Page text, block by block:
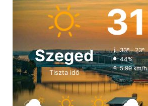
Szeged
Tiszta idő
33º - 23º
44%
5.99 km/h